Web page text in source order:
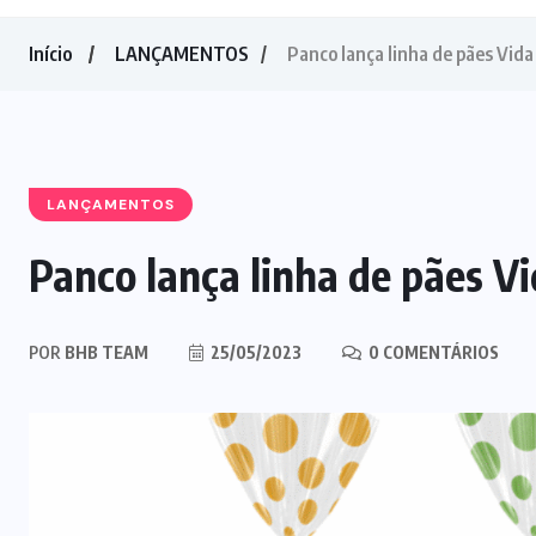
Início LANÇAMENTOS Panco lança linha de pães Vida
LANÇAMENTOS
Panco lança linha de pães
POR BHB TEAM 25/05/2023 0 COMENTÁRIOS